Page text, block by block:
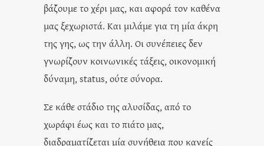
βάζουμε το χέρι μας, και αφορά τον καθένα
μας ξεχωριστά. Και μιλάμε για τη μία άκρη
της γης, ως την άλλη. Οι συνέπειες δεν
γνωρίζουν κοινωνικές τάξεις, οικονομική
δύναμη, status, ούτε σύνορα.
Σε κάθε στάδιο της αλυσίδας, από το
χωράφι έως και το πιάτο μας,
διαδραματίζεται μία συνήθεια που κανείς